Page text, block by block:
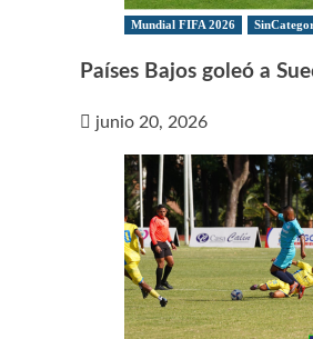
Mundial FIFA 2026
Países Bajos goleó a
junio 20, 2026